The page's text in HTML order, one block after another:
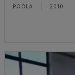
POOLA 2010